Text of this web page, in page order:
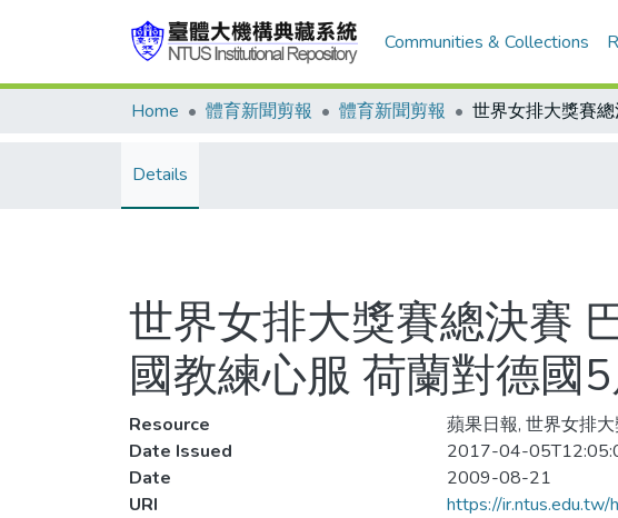
Communities & Collections
Home 體育新聞剪報 體育新聞剪報
Details
世界女排大獎賽總決賽
國教練心服 荷蘭對德國
Resource
蘋果日報, 世界女排
Date Issued
2017-04-
Date
2009-08-21
URI
https://